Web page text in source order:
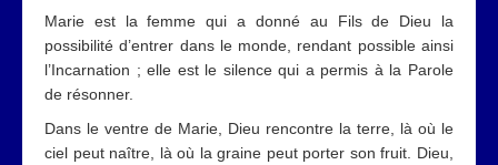
Marie est la femme qui a donné au Fils de Dieu la
possibilité d’entrer dans le monde, rendant possible ainsi
l’Incarnation ; elle est le silence qui a permis à la Parole
de résonner.
Dans le ventre de Marie, Dieu rencontre la terre, là où le
ciel peut naître, là où la graine peut porter son fruit. Dieu,